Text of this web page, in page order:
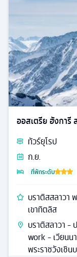
ออสเตรีย ฮังการี
ทัวร์ยุโรป
ก.ย.
ที่พักระดับ
บราติสสลาวา
เขาทิตลิส
บราติสลาวา -
work - เวียนน
พระราชวังเชิน